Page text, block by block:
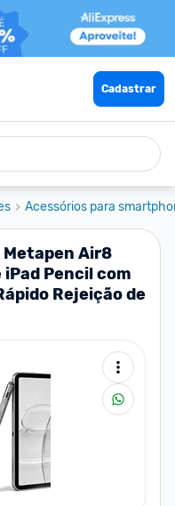
Cadastrar
Acessórios para
Metapen Air8
Pencil com
Rejeição de